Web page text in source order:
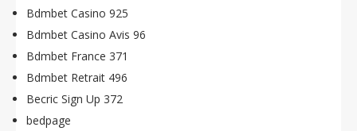
Bdmbet Casino 925
Bdmbet Casino Avis 96
Bdmbet France 371
Bdmbet Retrait 496
Becric Sign Up 372
bedpage